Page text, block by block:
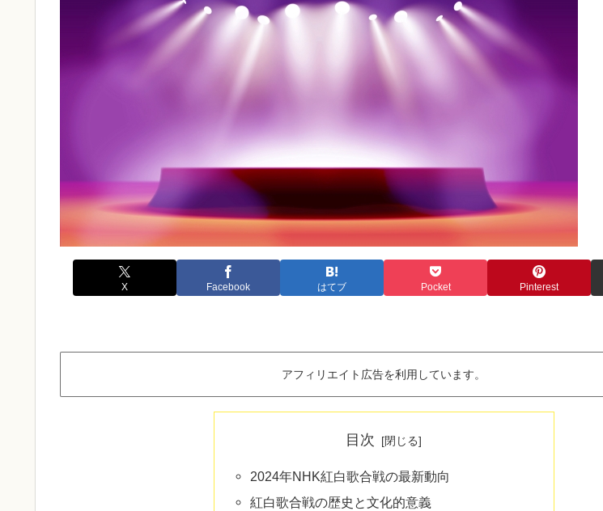
X Facebook はてブ Pocket Pinterest
アフィリエイト広告を利用しています。
目次
2024年NHK紅白歌合戦の最新動向
紅白歌合戦の歴史と文化的意義